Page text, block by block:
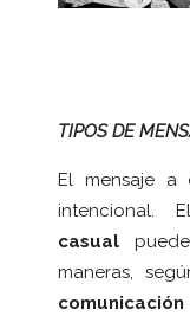
TIPOS DE
El mensaje a
intencional.
casual
maneras,